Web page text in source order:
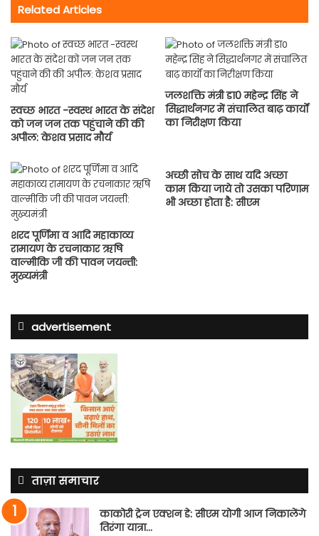
Related Articles
स्वच्छ भारत -स्वस्थ भारत के संदेश
को जन जन तक पहुंचाने की की
अपील: केशव प्रसाद मौर्य
जलशक्ति मंत्री डा0 महेन्द्र सिंह ने
सिद्धार्थनगर में संचालित बाढ़ कार्यों
का निरीक्षण किया
शरद पूर्णिमा व आदि महाकाव्य
रामायण के रचनाकार ऋषि
वाल्मीकि जी की पावन जयन्ती:
मुख्यमंत्री
अच्छी सोच के साथ यदि अच्छा
काम किया जाये तो उसका परिणाम
भी अच्छा होता है: सीएम
advertisement
ताज़ा समाचार
काकोरी ट्रेन एक्शन डे: सीएम योगी आज निकालेंगे
तिरंगा यात्रा…